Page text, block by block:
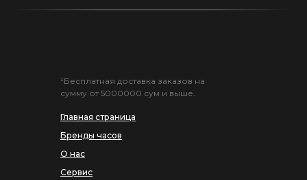
Главная страница
Бренды часов
О нас
Сервис
¹Бесплатная доставка заказов на
сумму от 5000000 сум и выше.